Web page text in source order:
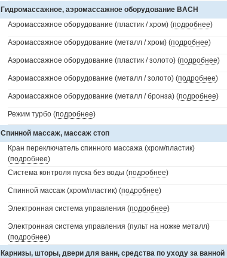
Гидромассажное, аэромассажное оборудование BACH
Аэромассажное оборудование (пластик / хром) (подробнее)
Аэромассажное оборудование (металл / хром) (подробнее)
Аэромассажное оборудование (пластик / золото) (подробнее)
Аэромассажное оборудование (металл / золото) (подробнее)
Аэромассажное оборудование (металл / бронза) (подробнее)
Режим турбо (подробнее)
Спинной массаж, массаж стоп
Кран переключатель спинного массажа (хром/пластик)
(подробнее)
Система контроля пуска без воды (подробнее)
Спинной массаж (хром/пластик) (подробнее)
Электронная система управления (подробнее)
Электронная система управления (пульт на ножке металл)
(подробнее)
Карнизы, шторы, двери для ванн, средства по уходу за ванной